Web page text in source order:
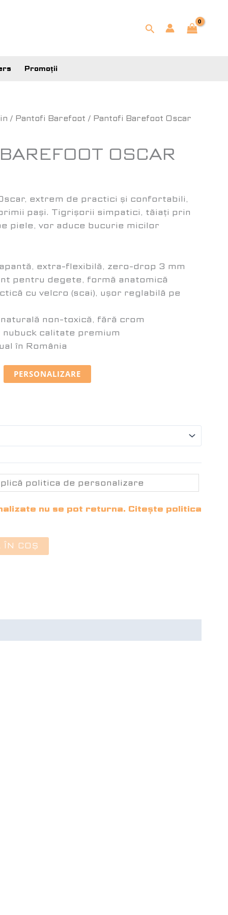
Search
Promoții
/ Pantofi Barefoot / Pantofi Barefoot Oscar
OSCAR
extrem de practici și confortabili,
pași. Tigrișorii simpatici, tăiați prin
piele, vor aduce bucurie micilor
extra-flexibilă, zero-drop 3 mm
pentru degete, formă anatomică
cu velcro (scai), ușor reglabilă pe
non-toxică, fără crom
calitate premium
în România
PERSONALIZARE
nu se pot returna. Citește politica
ÎN COȘ